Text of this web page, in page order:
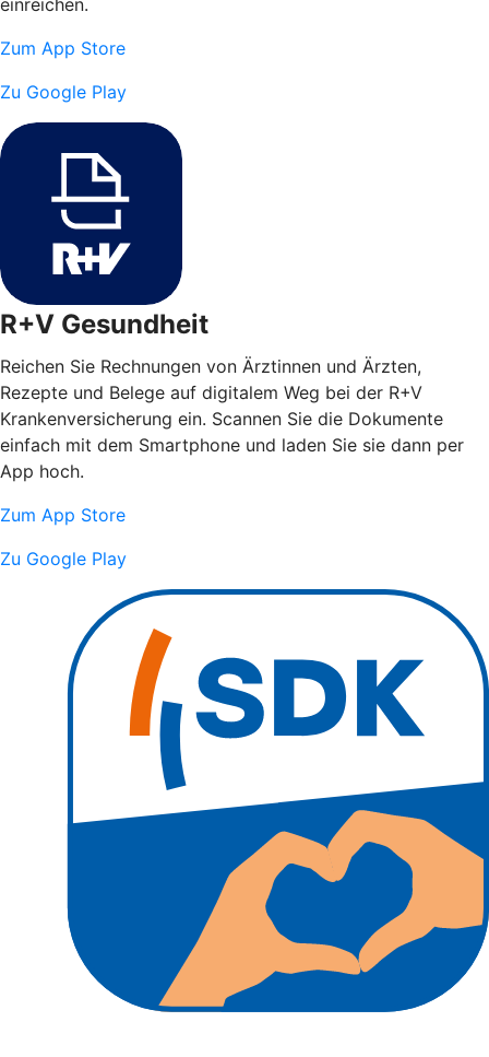
einreichen.
Zum App Store
Zu Google Play
R+V Gesundheit
Reichen Sie Rechnungen von Ärztinnen und Ärzten,
Rezepte und Belege auf digitalem Weg bei der R+V
Krankenversicherung ein. Scannen Sie die Dokumente
einfach mit dem Smartphone und laden Sie sie dann per
App hoch.
Zum App Store
Zu Google Play